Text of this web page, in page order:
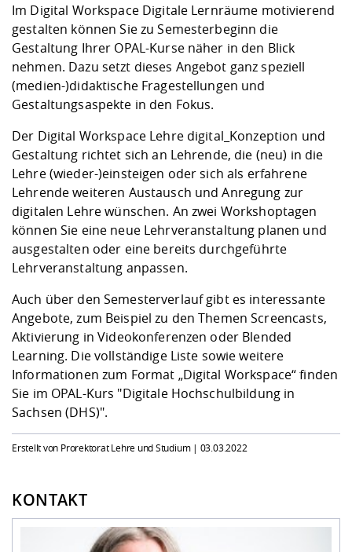
Im Digital Workspace Digitale Lernräume motivierend
gestalten können Sie zu Semesterbeginn die
Gestaltung Ihrer OPAL-Kurse näher in den Blick
nehmen. Dazu setzt dieses Angebot ganz speziell
(medien-)didaktische Fragestellungen und
Gestaltungsaspekte in den Fokus.
Der Digital Workspace Lehre digital_Konzeption und
Gestaltung richtet sich an Lehrende, die (neu) in die
Lehre (wieder-)einsteigen oder sich als erfahrene
Lehrende weiteren Austausch und Anregung zur
digitalen Lehre wünschen. An zwei Workshoptagen
können Sie eine neue Lehrveranstaltung planen und
ausgestalten oder eine bereits durchgeführte
Lehrveranstaltung anpassen.
Auch über den Semesterverlauf gibt es interessante
Angebote, zum Beispiel zu den Themen Screencasts,
Aktivierung in Videokonferenzen oder Blended
Learning. Die vollständige Liste sowie weitere
Informationen zum Format „Digital Workspace“ finden
Sie im OPAL-Kurs "Digitale Hochschulbildung in
Sachsen (DHS)".
Erstellt von Prorektorat Lehre und Studium | 03.03.2022
KONTAKT